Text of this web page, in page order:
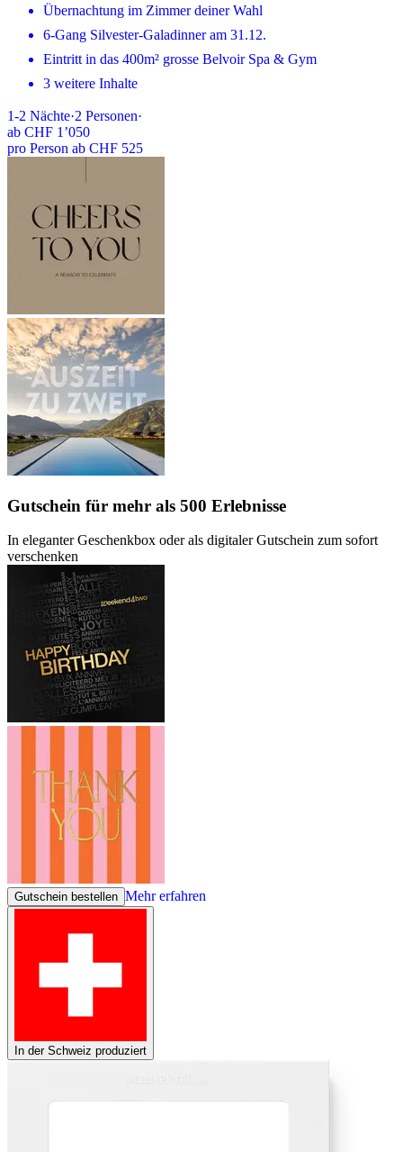
Übernachtung im Zimmer deiner Wahl
6-Gang Silvester-Galadinner am 31.12.
Eintritt in das 400m² grosse Belvoir Spa & Gym
3 weitere Inhalte
1-2 Nächte·2 Personen·
ab CHF 1’050
pro Person ab CHF 525
Gutschein für mehr als 500 Erlebnisse
In eleganter Geschenkbox oder als digitaler Gutschein zum sofort
verschenken
Gutschein bestellen Mehr erfahren
In der Schweiz produziert